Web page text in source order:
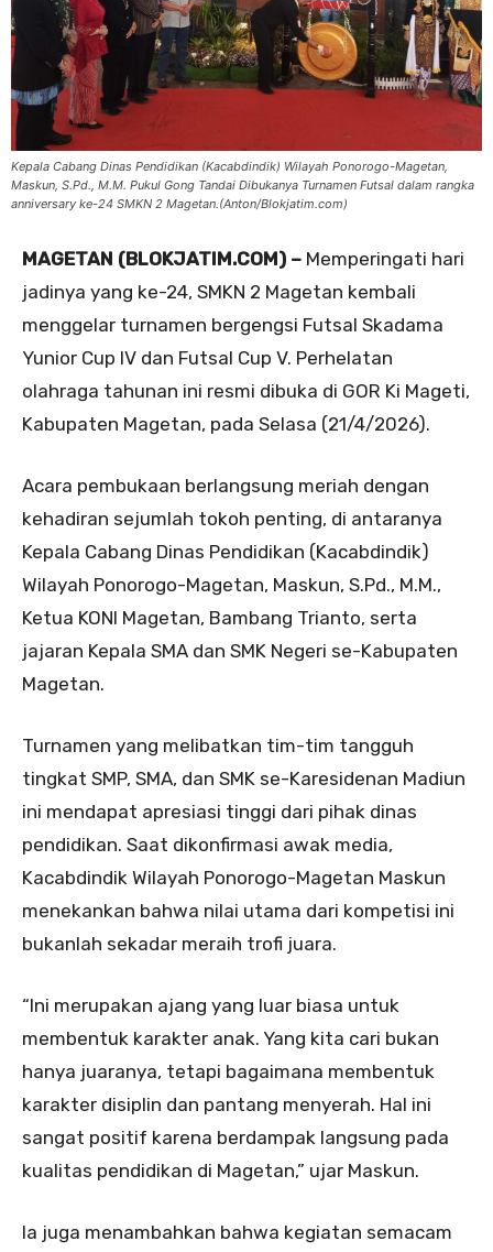
Kepala Cabang Dinas Pendidikan (Kacabdindik) Wilayah Ponorogo-Magetan,
Maskun, S.Pd., M.M. Pukul Gong Tandai Dibukanya Turnamen Futsal dalam rangka
anniversary ke-24 SMKN 2 Magetan.(Anton/Blokjatim.com)
MAGETAN (BLOKJATIM.COM) – Memperingati hari
jadinya yang ke-24, SMKN 2 Magetan kembali
menggelar turnamen bergengsi Futsal Skadama
Yunior Cup IV dan Futsal Cup V. Perhelatan
olahraga tahunan ini resmi dibuka di GOR Ki Mageti,
Kabupaten Magetan, pada Selasa (21/4/2026).
Acara pembukaan berlangsung meriah dengan
kehadiran sejumlah tokoh penting, di antaranya
Kepala Cabang Dinas Pendidikan (Kacabdindik)
Wilayah Ponorogo-Magetan, Maskun, S.Pd., M.M.,
Ketua KONI Magetan, Bambang Trianto, serta
jajaran Kepala SMA dan SMK Negeri se-Kabupaten
Magetan.
Turnamen yang melibatkan tim-tim tangguh
tingkat SMP, SMA, dan SMK se-Karesidenan Madiun
ini mendapat apresiasi tinggi dari pihak dinas
pendidikan. Saat dikonfirmasi awak media,
Kacabdindik Wilayah Ponorogo-Magetan Maskun
menekankan bahwa nilai utama dari kompetisi ini
bukanlah sekadar meraih trofi juara.
“Ini merupakan ajang yang luar biasa untuk
membentuk karakter anak. Yang kita cari bukan
hanya juaranya, tetapi bagaimana membentuk
karakter disiplin dan pantang menyerah. Hal ini
sangat positif karena berdampak langsung pada
kualitas pendidikan di Magetan,” ujar Maskun.
Ia juga menambahkan bahwa kegiatan semacam